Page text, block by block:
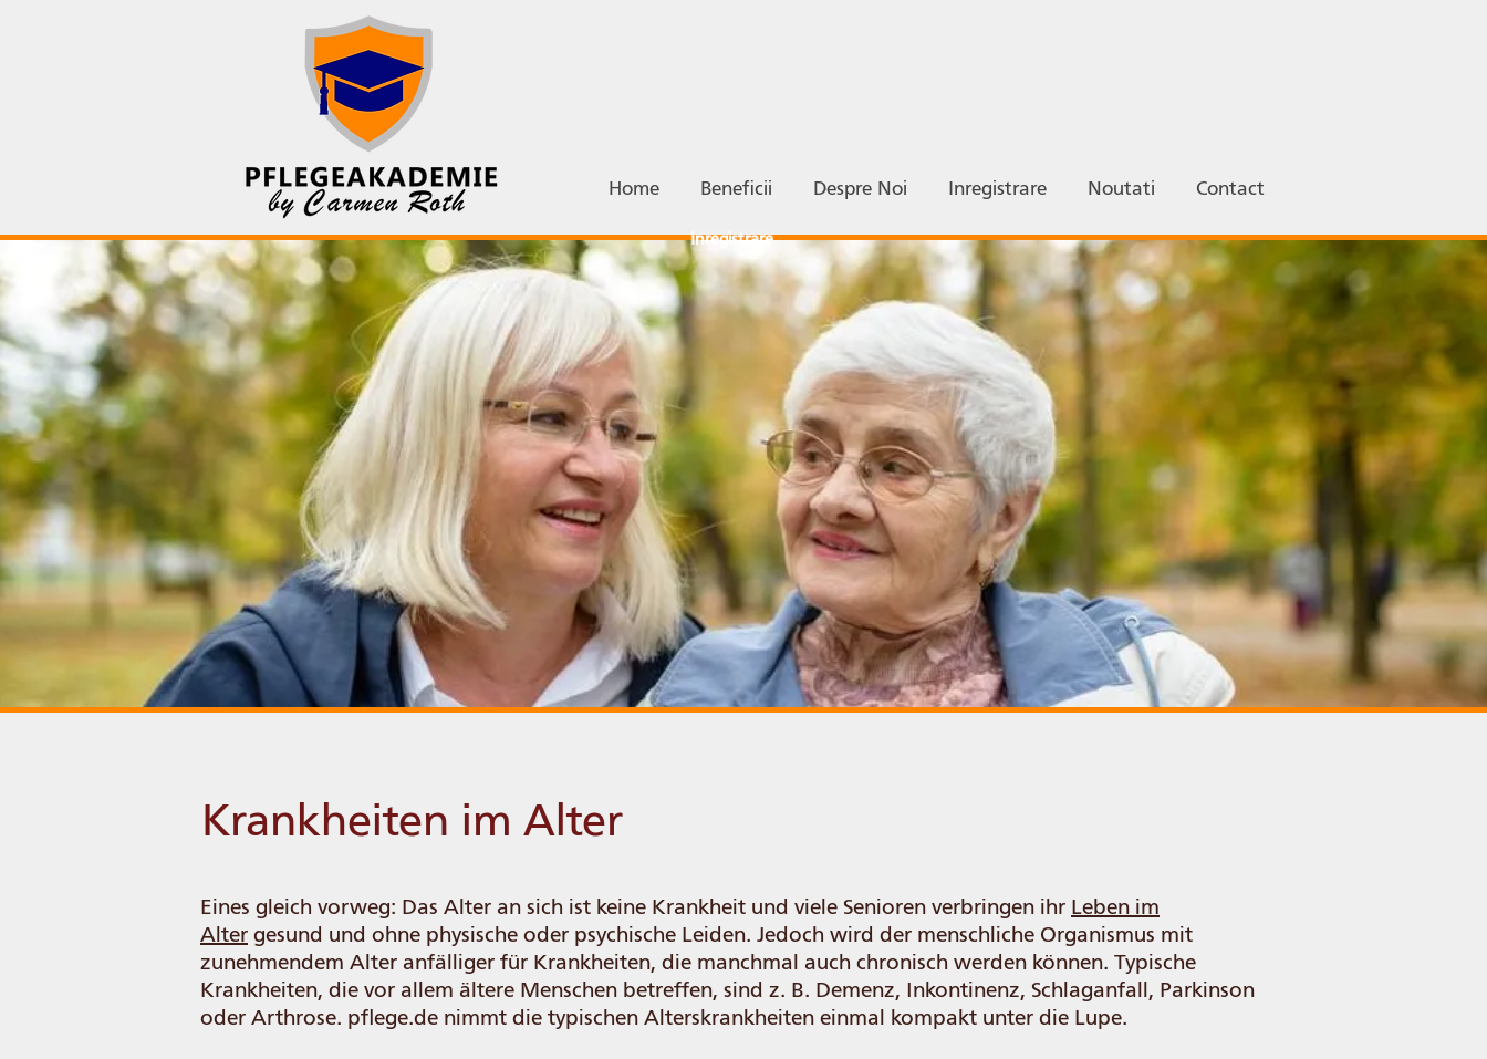
Home Beneficii Despre Noi Inregistrare Noutati Contact
Inregistrare
Krankheiten im Alter
Eines gleich vorweg: Das Alter an sich ist keine Krankheit und viele Senioren verbringen ihr Leben im
Alter gesund und ohne physische oder psychische Leiden. Jedoch wird der menschliche Organismus mit
zunehmendem Alter anfälliger für Krankheiten, die manchmal auch chronisch werden können. Typische
Krankheiten, die vor allem ältere Menschen betreffen, sind z. B. Demenz, Inkontinenz, Schlaganfall, Parkinson
oder Arthrose. pflege.de nimmt die typischen Alterskrankheiten einmal kompakt unter die Lupe.